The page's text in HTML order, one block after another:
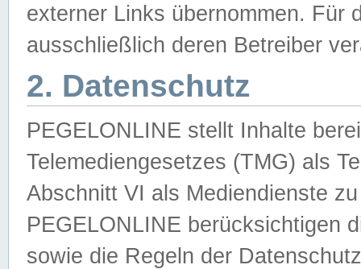
externer Links übernommen. Für
ausschließlich deren Betreiber
2. Datenschutz
PEGELONLINE stellt Inhalte
Telemediengesetzes (TMG) als
Abschnitt VI als Mediendienste
PEGELONLINE berücksichtigen
sowie die Regeln der